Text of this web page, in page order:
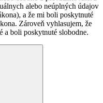
alebo neúplných údajov
a že mi boli poskytnuté
Zároveň vyhlasujem, že
a boli poskytnuté slobodne.